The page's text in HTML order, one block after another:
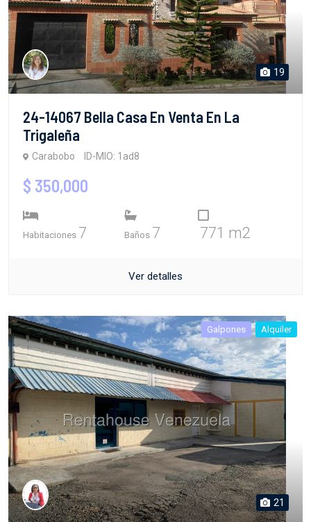
19
24-14067 Bella Casa En Venta En La
Trigaleña
Carabobo ID-MIO: 1ad8
$ 350,000
Habitaciones 7 Baños 7 771 m2
Ver detalles
Galpones Alquiler
21